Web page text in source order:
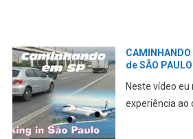
de SÃO
Neste vídeo
experiência ao